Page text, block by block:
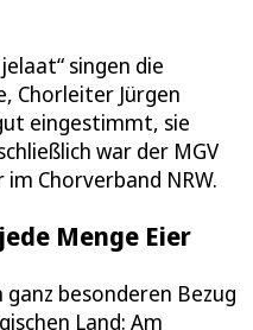
singen die
Chorleiter Jürgen
eingestimmt, sie
war der MGV
Chorverband NRW.
Menge Eier
besonderen Bezug
Land: Am